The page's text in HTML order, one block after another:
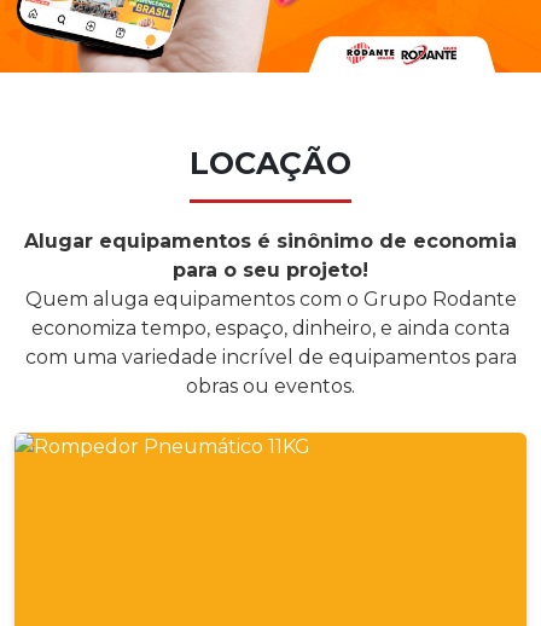
LOCAÇÃO
Alugar equipamentos é sinônimo de economia
para o seu projeto!
Quem aluga equipamentos com o Grupo Rodante
economiza tempo, espaço, dinheiro, e ainda conta
com uma variedade incrível de equipamentos para
obras ou eventos.